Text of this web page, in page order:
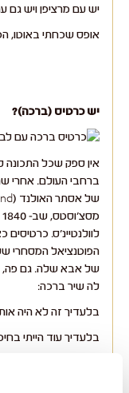
יש עם מרציפן ויש גם
אופס שכחתי באוטו,
יש כרטיס (ברכה)?
אין ספק שכל התכונה
ברחבי העולם. אחרי
לוולנטיינ'ס.
הפוטנציאל המסחרי
של אבא שלה. גם פה,
לה שיר ברכה:
בלעדיך זה לא היה
בלעדיך עוד הייתי